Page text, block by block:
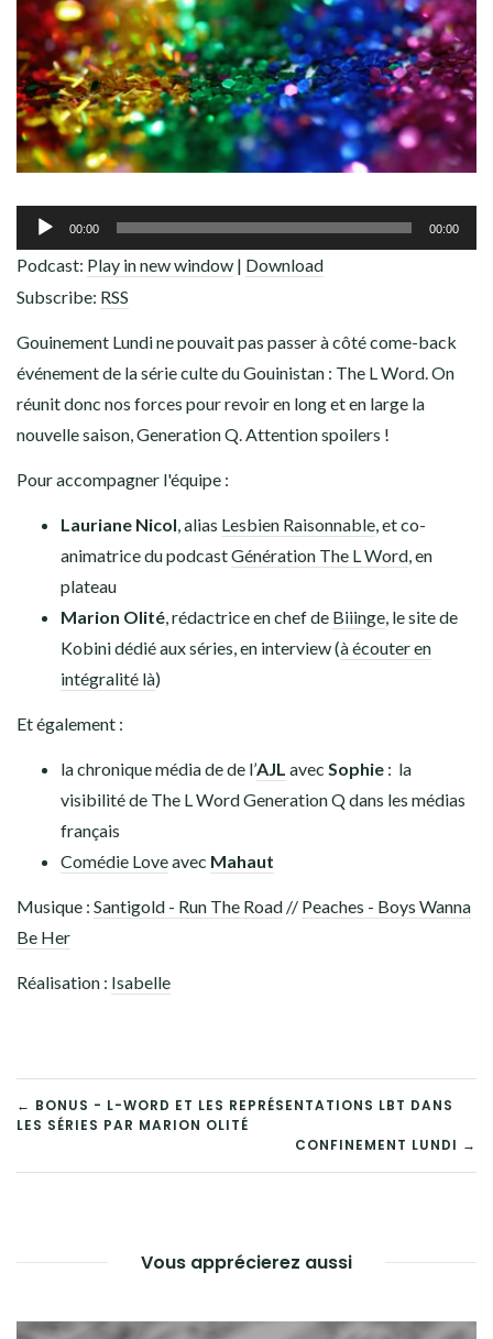
Lecteur
audio
00:00 00:00
Podcast: Play in new window | Download
Subscribe: RSS
Gouinement Lundi ne pouvait pas passer à côté come-back
événement de la série culte du Gouinistan : The L Word. On
réunit donc nos forces pour revoir en long et en large la
nouvelle saison, Generation Q. Attention spoilers !
Pour accompagner l'équipe :
Lauriane Nicol , alias Lesbien Raisonnable , et co-
animatrice du podcastGénération The L Word , en
plateau
Marion Olité , rédactrice en chef de Biiinge , le site de
Kobini dédié aux séries, en interview (à écouter en
intégralité là)
Et également :
la chronique média de de l’AJL avec Sophie : la
visibilité de The L Word Generation Q dans les médias
français
Comédie Loveavec Mahaut
Musique : Santigold - Run The Road // Peaches - Boys Wanna
Be Her
Réalisation : Isabelle
NAVIGATION
DE
← BONUS - L-WORD ET LES REPRÉSENTATIONS LBT DANS
LES SÉRIES PAR MARION OLITÉ
CONFINEMENT LUNDI →
Vous apprécierez aussi